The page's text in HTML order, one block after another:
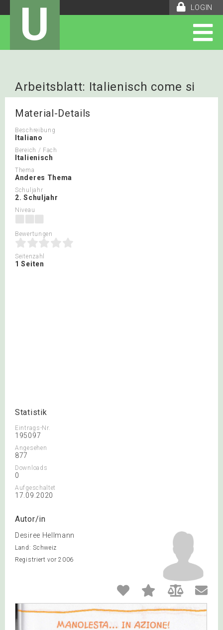
LOGIN
U
Arbeitsblatt: Italienisch come si
scrive 2
Material-Details
Beschreibung
Italiano
Bereich / Fach
Italienisch
Thema
Anderes Thema
Schuljahr
2. Schuljahr
Niveau
Bewertungen
Seitenzahl
1 Seiten
Statistik
Eintrags-Nr.
195097
Angesehen
877
Downloads
0
Aufgeschaltet
17.09.2020
Autor/in
Desiree Hellmann
Land: Schweiz
Registriert vor 2006